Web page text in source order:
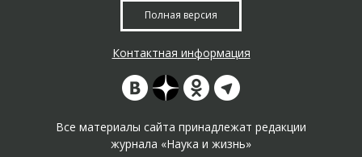
Полная версия
Контактная информация
Все материалы сайта принадлежат редакции
журнала «Наука и жизнь»